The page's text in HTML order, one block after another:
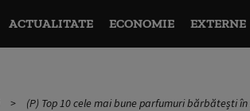
ACTUALITATE ECONOMIE EXTERNE
(P) Top 10 cele mai bune parfumuri bărbătești în